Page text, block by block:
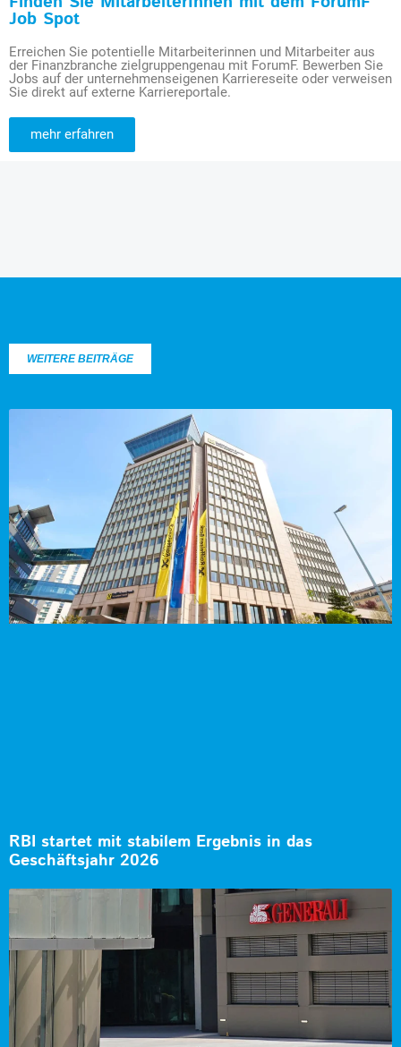
Job Spot
Erreichen Sie potentielle Mitarbeiterinnen und Mitarbeiter aus
der Finanzbranche zielgruppengenau mit ForumF. Bewerben Sie
Jobs auf der unternehmenseigenen Karriereseite oder verweisen
Sie direkt auf externe Karriereportale.
mehr erfahren
WEITERE BEITRÄGE
RBI startet mit stabilem Ergebnis in das
Geschäftsjahr 2026